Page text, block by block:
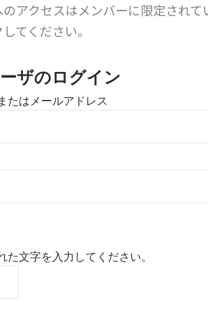
のアクセスはメンバーに限定され
てください。
ザのログイン
たはメールアドレス
た文字を入力してください。